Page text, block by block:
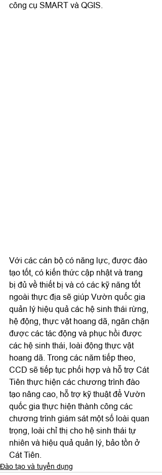
công cụ SMART và QGIS.
Với các cán bộ có năng lực, được đào
tạo tốt, có kiến thức cập nhật và trang
bị đủ về thiết bị và có các kỹ năng tốt
ngoài thực địa sẽ giúp Vườn quốc gia
quản lý hiệu quả các hệ sinh thái rừng,
hệ động, thực vật hoang dã, ngăn chặn
được các tác động và phục hồi được
các hệ sinh thái, loài động thực vật
hoang dã. Trong các năm tiếp theo,
CCD sẽ tiếp tục phối hợp và hỗ trợ Cát
Tiên thực hiện các chương trình đào
tạo nâng cao, hỗ trợ kỹ thuật để Vườn
quốc gia thực hiện thành công các
chương trình giám sát một số loài quan
trọng, loài chỉ thị cho hệ sinh thái tự
nhiên và hiệu quả quản lý, bảo tồn ở
Cát Tiên.
Đào tạo và tuyển dụng